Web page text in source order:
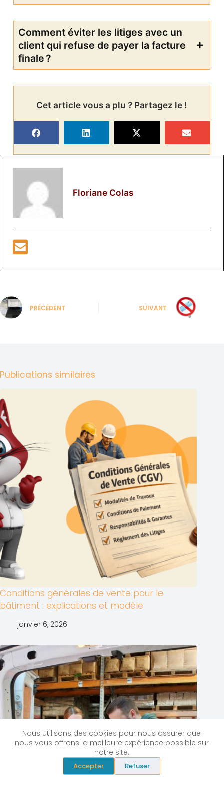
Nous utilisons des cookies pour nous assurer que
nous vous offrons la meilleure expérience possible sur
notre site.
Accepter Refuser
Comment éviter les litiges avec un
client qui refuse de payer la facture
finale ?
Cet article vous a plu ? Partagez le !
Floriane Colas
PRÉCÉDENT SUIVANT
Publications similaires
Conditions générales de vente pour le
bâtiment : explications et modèle
janvier 6, 2026